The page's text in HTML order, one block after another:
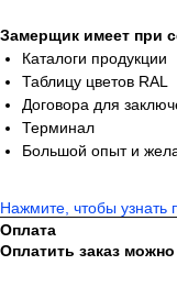
Замерщик имеет при
Каталоги продукции
Таблицу цветов RAL
Договора для
Терминал
Большой опыт и
Нажмите, чтобы
Оплата
Оплатить заказ